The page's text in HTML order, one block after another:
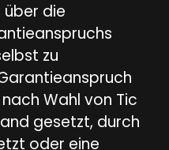
über die
zu
Wahl von Tic
gesetzt, durch
oder eine